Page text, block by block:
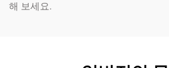
해 보세요.